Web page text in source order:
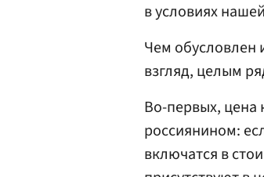
в условиях
Чем обусловлен
взгляд, целым
Во-первых, цена
россиянином:
включатся в